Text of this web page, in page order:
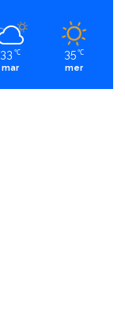
33 ℃
mar
35 ℃
mer